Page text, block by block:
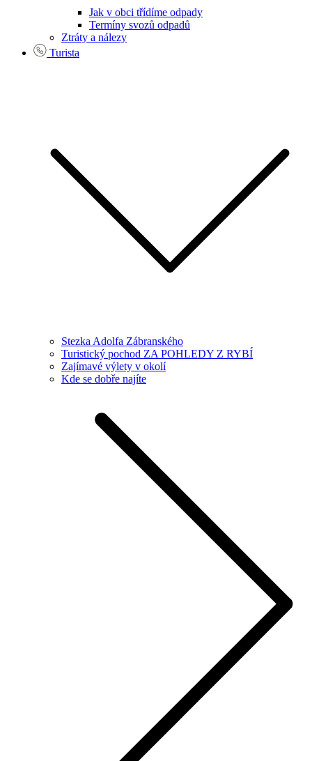
Jak v obci třídíme odpady
Termíny svozů odpadů
Ztráty a nálezy
Turista
Stezka Adolfa Zábranského
Turistický pochod ZA POHLEDY Z RYBÍ
Zajímavé výlety v okolí
Kde se dobře najíte